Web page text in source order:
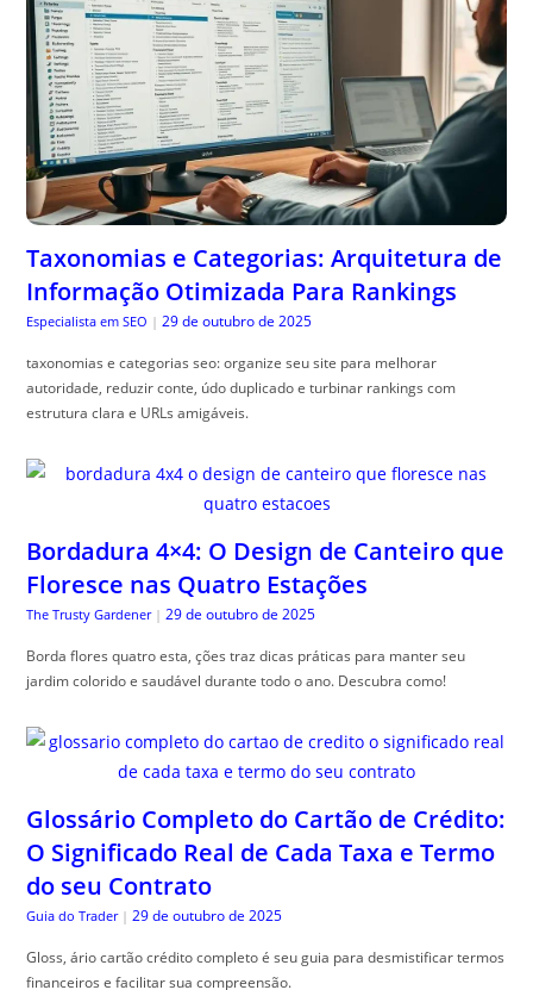
Taxonomias e Categorias: Arquitetura de
Informação Otimizada Para Rankings
Especialista em SEO | 29 de outubro de 2025
taxonomias e categorias seo: organize seu site para melhorar
autoridade, reduzir conte, údo duplicado e turbinar rankings com
estrutura clara e URLs amigáveis.
Bordadura 4×4: O Design de Canteiro que
Floresce nas Quatro Estações
The Trusty Gardener | 29 de outubro de 2025
Borda flores quatro esta, ções traz dicas práticas para manter seu
jardim colorido e saudável durante todo o ano. Descubra como!
Glossário Completo do Cartão de Crédito:
O Significado Real de Cada Taxa e Termo
do seu Contrato
Guia do Trader | 29 de outubro de 2025
Gloss, ário cartão crédito completo é seu guia para desmistificar termos
financeiros e facilitar sua compreensão.